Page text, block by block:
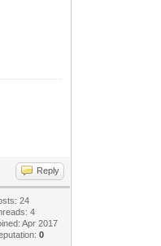
Reply
24
4
Apr 2017
0